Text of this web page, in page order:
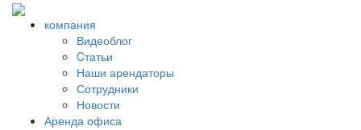
компания
Видеоблог
Cтатьи
Наши арендаторы
Сотрудники
Новости
Аренда офиса